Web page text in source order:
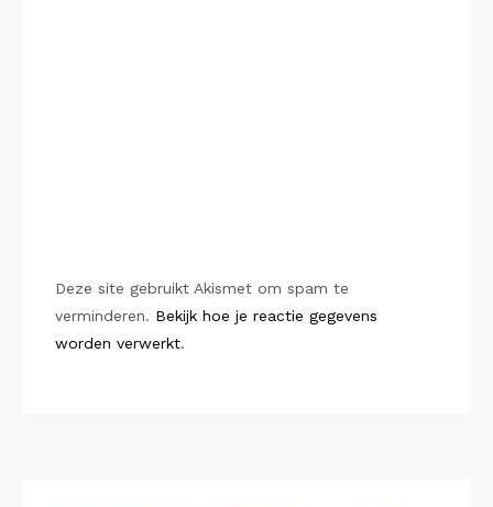
Deze site gebruikt Akismet om spam te
verminderen. Bekijk hoe je reactie gegevens
worden verwerkt.